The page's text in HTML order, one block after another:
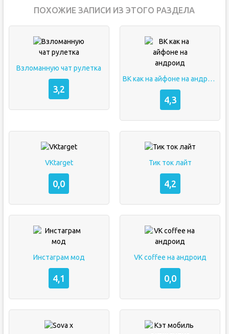
ПОХОЖИЕ ЗАПИСИ ИЗ ЭТОГО РАЗДЕЛА
Взломанную чат рулетка
3,2
ВК как на айфоне на андроид
4,3
VKtarget
0,0
Тик ток лайт
4,2
Инстаграм мод
4,1
VK coffee на андроид
0,0